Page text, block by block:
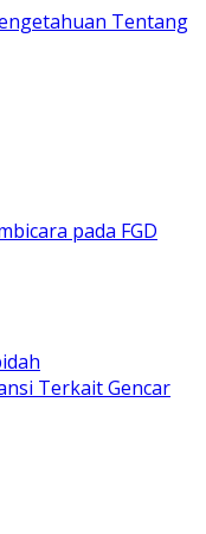
Tentang
pada FGD
Terkait Gencar